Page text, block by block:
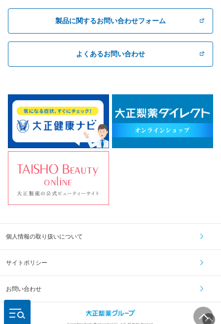
製品に関するお問い合わせフォーム
よくあるお問い合わせ
個人情報の取り扱いについて
サイトポリシー
お問い合わせ